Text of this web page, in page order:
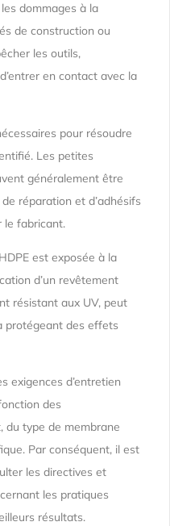
dommages à la
de construction ou
les outils,
en contact avec la
pour résoudre
Les petites
généralement être
réparation et d’adhésifs
le fabricant.
est exposée à la
d’un revêtement
résistant aux UV, peut
protégeant des effets
exigences d’entretien
des
du type de membrane
Par conséquent, il est
les directives et
les pratiques
résultats.